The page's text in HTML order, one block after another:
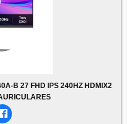
B 27 FHD IPS 240HZ HDMIX2